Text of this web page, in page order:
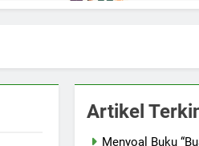
Artikel
Menyoal Buku